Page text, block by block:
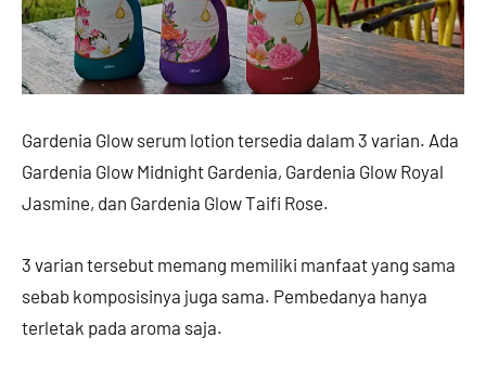
Gardenia Glow serum lotion tersedia dalam 3 varian. Ada
Gardenia Glow Midnight Gardenia, Gardenia Glow Royal
Jasmine, dan Gardenia Glow Taifi Rose.
3 varian tersebut memang memiliki manfaat yang sama
sebab komposisinya juga sama. Pembedanya hanya
terletak pada aroma saja.